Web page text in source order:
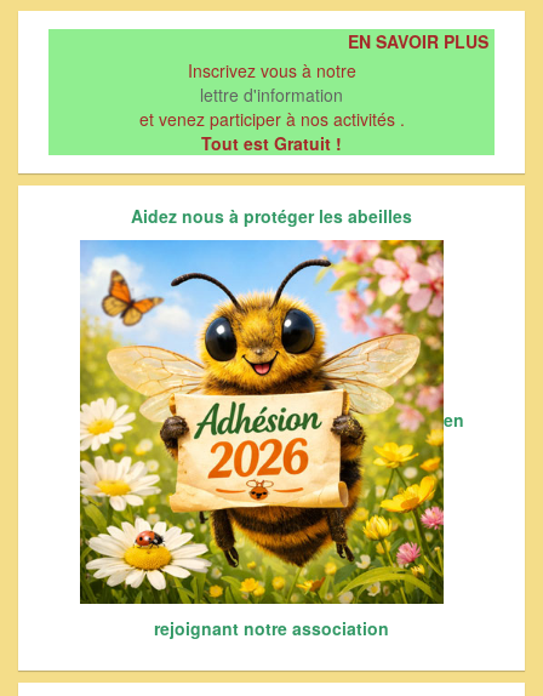
EN SAVOIR PLUS
Inscrivez vous à notre
lettre d'information
et venez participer à nos activités .
Tout est Gratuit !
Aidez nous à protéger les abeilles
en
rejoignant notre association